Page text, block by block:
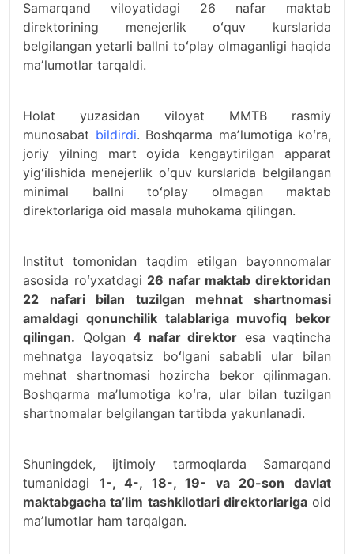
Samarqand viloyatidagi 26 nafar maktab
direktorining menejerlik oʻquv kurslarida
belgilangan yetarli ballni toʻplay olmaganligi haqida
maʼlumotlar tarqaldi.
Holat yuzasidan viloyat MMTB rasmiy
munosabat bildirdi. Boshqarma maʼlumotiga koʻra,
joriy yilning mart oyida kengaytirilgan apparat
yigʻilishida menejerlik oʻquv kurslarida belgilangan
minimal ballni toʻplay olmagan maktab
direktorlariga oid masala muhokama qilingan.
Institut tomonidan taqdim etilgan bayonnomalar
asosida roʻyxatdagi 26 nafar maktab direktoridan
22 nafari bilan tuzilgan mehnat shartnomasi
amaldagi qonunchilik talablariga muvofiq bekor
qilingan. Qolgan 4 nafar direktor esa vaqtincha
mehnatga layoqatsiz boʻlgani sababli ular bilan
mehnat shartnomasi hozircha bekor qilinmagan.
Boshqarma maʼlumotiga koʻra, ular bilan tuzilgan
shartnomalar belgilangan tartibda yakunlanadi.
Shuningdek, ijtimoiy tarmoqlarda Samarqand
tumanidagi 1-, 4-, 18-, 19- va 20-son davlat
maktabgacha taʼlim tashkilotlari direktorlarigaoid
maʼlumotlar ham tarqalgan.